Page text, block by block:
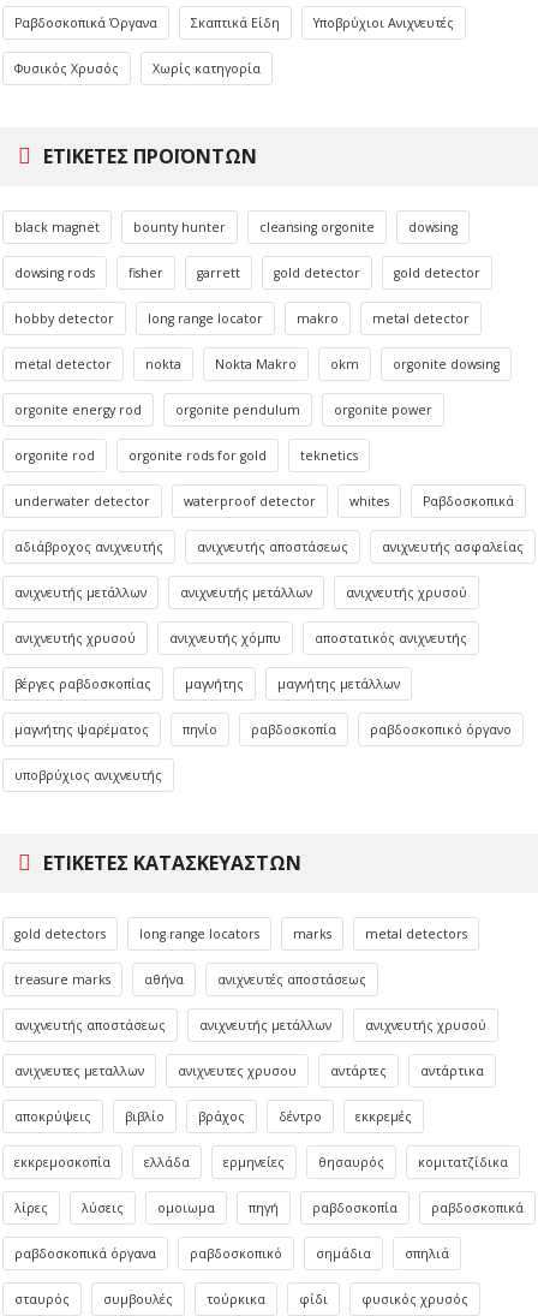
Ραβδοσκοπικά Όργανα Σκαπτικά Είδη Υποβρύχιοι Ανιχνευτές
Φυσικός Χρυσός Χωρίς κατηγορία
ΕΤΙΚΈΤΕΣ ΠΡΟΪΌΝΤΩΝ
black magnet bounty hunter cleansing orgonite dowsing
dowsing rods fisher garrett gold detector gold detector
hobby detector long range locator makro metal detector
metal detector nokta Nokta Makro okm orgonite dowsing
orgonite energy rod orgonite pendulum orgonite power
orgonite rod orgonite rods for gold teknetics
underwater detector waterproof detector whites Ραβδοσκοπικά
αδιάβροχος ανιχνευτής ανιχνευτής αποστάσεως ανιχνευτής ασφαλείας
ανιχνευτής μετάλλων ανιχνευτής μετάλλων ανιχνευτής χρυσού
ανιχνευτής χρυσού ανιχνευτής χόμπυ αποστατικός ανιχνευτής
βέργες ραβδοσκοπίας μαγνήτης μαγνήτης μετάλλων
μαγνήτης ψαρέματος πηνίο ραβδοσκοπία ραβδοσκοπικό όργανο
υποβρύχιος ανιχνευτής
ΕΤΙΚΈΤΕΣ ΚΑΤΑΣΚΕΥΑΣΤΏΝ
gold detectors long range locators marks metal detectors
treasure marks αθήνα ανιχνευτές αποστάσεως
ανιχνευτής αποστάσεως ανιχνευτής μετάλλων ανιχνευτής χρυσού
ανιχνευτες μεταλλων ανιχνευτες χρυσου αντάρτες αντάρτικα
αποκρύψεις βιβλίο βράχος δέντρο εκκρεμές
εκκρεμοσκοπία ελλάδα ερμηνείες θησαυρός κομιτατζίδικα
λίρες λύσεις ομοιωμα πηγή ραβδοσκοπία ραβδοσκοπικά
ραβδοσκοπικά όργανα ραβδοσκοπικό σημάδια σπηλιά
σταυρός συμβουλές τούρκικα φίδι φυσικός χρυσός